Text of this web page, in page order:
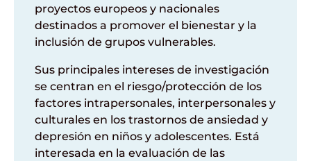
proyectos europeos y nacionales
destinados a promover el bienestar y la
inclusión de grupos vulnerables.
Sus principales intereses de investigación
se centran en el riesgo/protección de los
factores intrapersonales, interpersonales y
culturales en los trastornos de ansiedad y
depresión en niños y adolescentes. Está
interesada en la evaluación de las